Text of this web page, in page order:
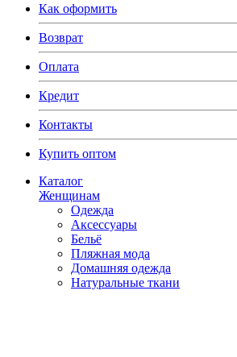
Как оформить
Возврат
Оплата
Кредит
Контакты
Купить оптом
Каталог
Женщинам
Одежда
Аксессуары
Бельё
Пляжная мода
Домашняя одежда
Натуральные ткани